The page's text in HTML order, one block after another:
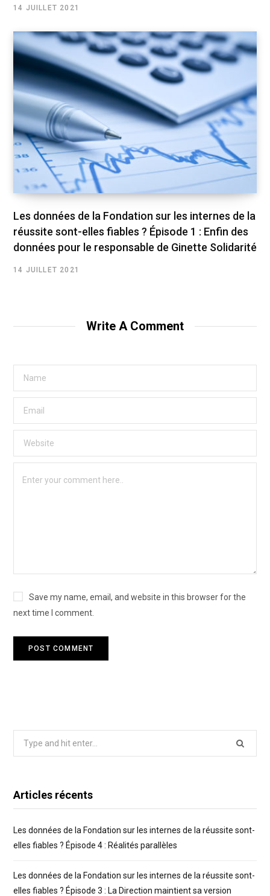
14 JUILLET 2021
Les données de la Fondation sur les internes de la
réussite sont-elles fiables ? Épisode 1 : Enfin des
données pour le responsable de Ginette Solidarité
14 JUILLET 2021
Write A Comment
Save my name, email, and website in this browser for the
next time I comment.
Articles récents
Les données de la Fondation sur les internes de la réussite sont-
elles fiables ? Épisode 4 : Réalités parallèles
Les données de la Fondation sur les internes de la réussite sont-
elles fiables ? Épisode 3 : La Direction maintient sa version